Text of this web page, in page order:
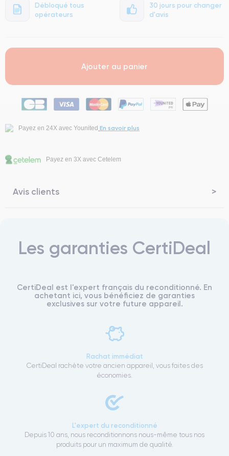
Débloqué tous
opérateurs
30 jours pour changer
d'avis
Ajouter au panier
Payez en 24X avec Younited En savoir plus
Payez en 3X avec Cetelem
Avis clients
Les garanties CertiDeal
CertiDeal est l'expert français du reconditionné. En
achetant ici, vous bénéficiez de garanties
exclusives sur votre future appareil.
Rachat immédiat
CertiDeal rachète votre ancien appareil, vous faites des
économies.
L'expert du reconditionné
Depuis 10 ans, nous reconditionnons nous-même tous nos
produits pour un maximum de qualité.